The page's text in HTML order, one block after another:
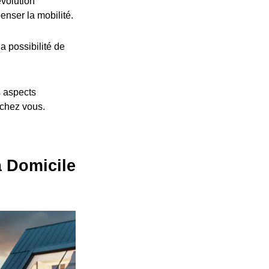
la mobilité.
possibilité de
aspects
vous.
Domicile